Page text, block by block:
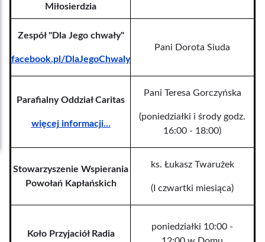
Miłosierdzia
Zespół "Dla Jego chwały"
facebook.pl/DlaJegoChwaly
Pani Dorota Siuda
Parafialny Oddział Caritas
więcej informacji...
Pani Teresa Gorczyńska
(poniedziałki i środy godz.
16:00 - 18:00)
Stowarzyszenie Wspierania
Powołań Kapłańskich
ks. Łukasz Twarużek
(I czwartki miesiąca)
Koło Przyjaciół Radia
poniedziałki 10:00 -